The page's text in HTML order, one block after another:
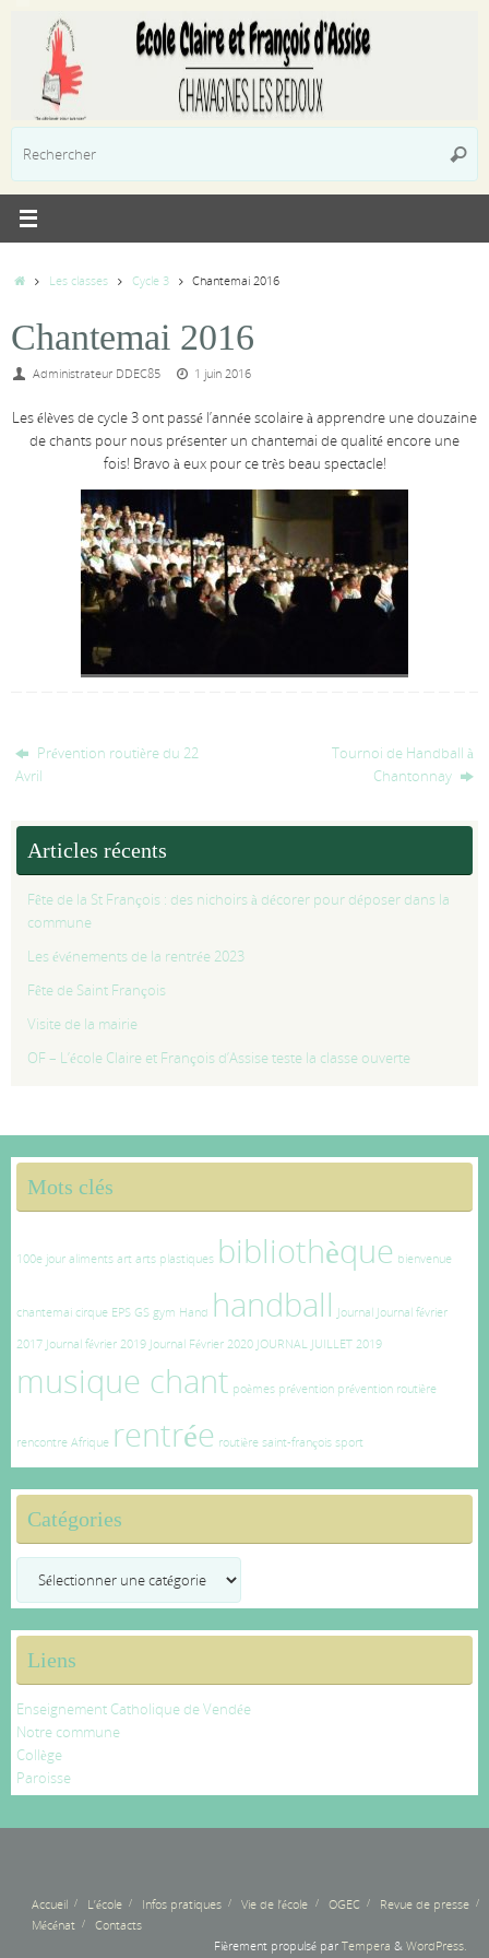
contenu
:
AccueilLes classes Cycle 3 Chantemai 2016
Chantemai 2016
Administrateur DDEC85 1 juin 2016
Les élèves de cycle 3 ont passé l’année scolaire à apprendre une douzaine
de chants pour nous présenter un chantemai de qualité encore une
fois! Bravo à eux pour ce très beau spectacle!
Prévention routière du 22
Avril
Tournoi de Handball à
Chantonnay
Articles récents
Fête de la St François : des nichoirs à décorer pour déposer dans la
commune
Les événements de la rentrée 2023
Fête de Saint François
Visite de la mairie
OF – L’école Claire et François d’Assise teste la classe ouverte
Mots clés
100e jour aliments art arts plastiques bibliothèque bienvenue
chantemai cirque EPS GS gym Hand handball Journal Journal février
2017 Journal février 2019 Journal Février 2020 JOURNAL JUILLET 2019
musique chant poèmes prévention prévention routière
rencontre Afrique rentrée routière saint-françois sport
Catégories
Liens
Enseignement Catholique de Vendée
Notre commune
Collège
Paroisse
Accueil L’école Infos pratiques Vie de l’école OGEC
Revue de presse
Mécénat
Contacts
Fièrement propulsé par Tempera & WordPress.